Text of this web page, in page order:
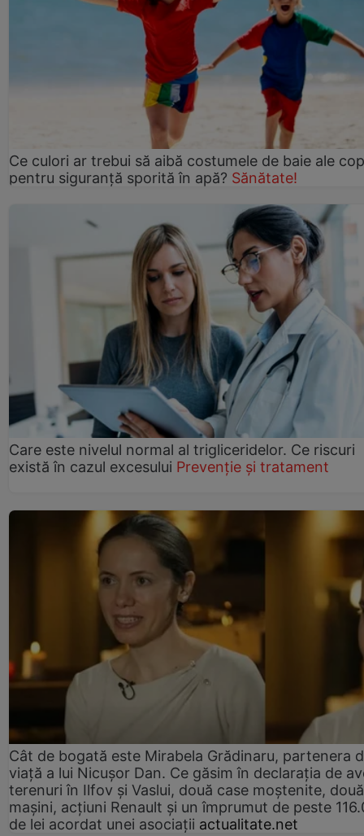
Ce culori ar trebui să aibă costumele de baie ale
pentru siguranță sporită în apă? Sănătate!
Care este nivelul normal al trigliceridelor. Ce riscuri
există în cazul excesului Prevenție și tratament
Cât de bogată este Mirabela Grădinaru, partenera
viață a lui Nicușor Dan. Ce găsim în declarația de
terenuri în Ilfov și Vaslui, două case moștenite, două
mașini, acțiuni Renault și un împrumut de peste
de lei acordat unei asociații actualitate.net